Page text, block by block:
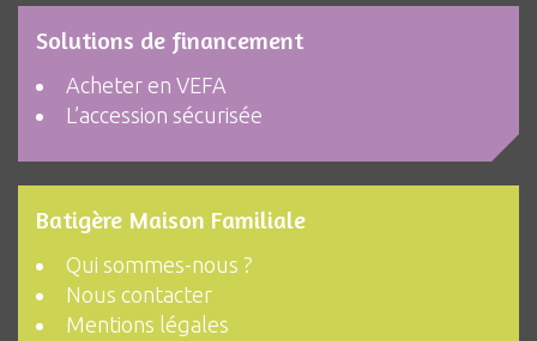
Solutions de financement
Acheter en VEFA
L’accession sécurisée
Batigère Maison Familiale
Qui sommes-nous ?
Nous contacter
Mentions légales